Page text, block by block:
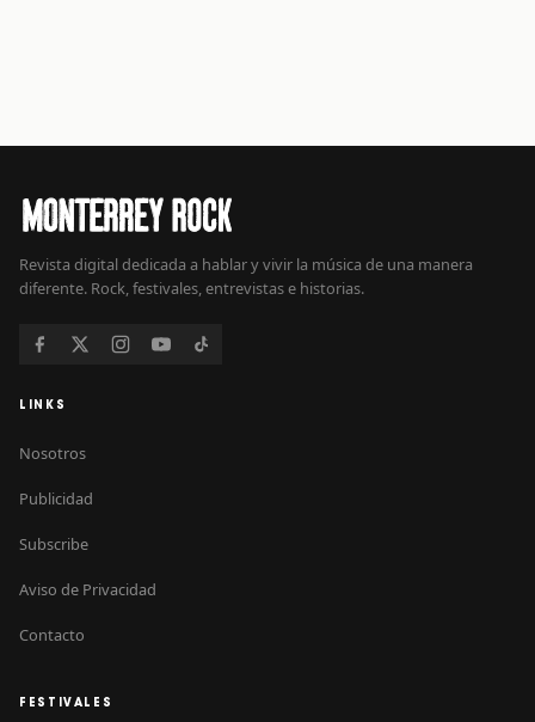
Revista digital dedicada a hablar y vivir la música de una manera
diferente. Rock, festivales, entrevistas e historias.
LINKS
Nosotros
Publicidad
Subscribe
Aviso de Privacidad
Contacto
FESTIVALES